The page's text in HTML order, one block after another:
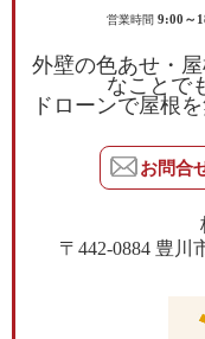
営業時間 9:00～
外壁の色あせ・
なことで
ドローンで屋根
お問合
〒442-0884 豊川